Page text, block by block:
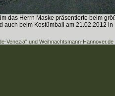
das Herrn Maske präsentierte beim
auch beim Kostümball am 21.02.2012 in
Venezia" und Weihnachtsmann-